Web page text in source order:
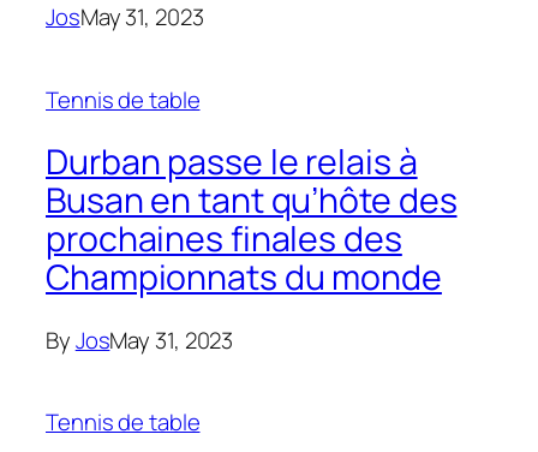
JosMay 31, 2023
Tennis de table
Durban passe le relais à
Busan en tant qu’hôte des
prochaines finales des
Championnats du monde
ByJosMay 31, 2023
Tennis de table